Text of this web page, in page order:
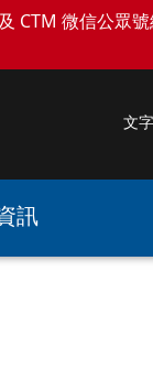
CTM 微信公眾
文
訊